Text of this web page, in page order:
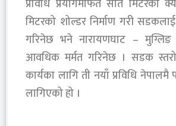
प्रविधि प्रयोगमार्फत सात मिटरको
मिटरको शोल्डर निर्माण गरी
गरिनेछ भने नारायणघाट –
आवधिक मर्मत गरिनेछ । सडक
कार्यका लागि ती नयाँ प्रविधि
लागिएको हो ।